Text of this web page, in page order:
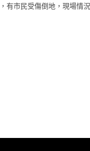
有市民受傷倒地，現場情